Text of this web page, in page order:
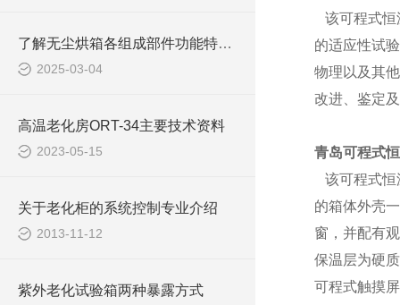
了解无尘烘箱各组成部件功能特点才能好的使用它
2025-03-04
高温老化房ORT-34主要技术资料
2023-05-15
关于老化柜的系统控制专业介绍
2013-11-12
紫外老化试验箱两种暴露方式
该可程式
的适应性试
物理以及其
改进、鉴定
青岛可程式
该可程式
的箱体外壳
窗，并配有
保温层为硬
可程式触摸